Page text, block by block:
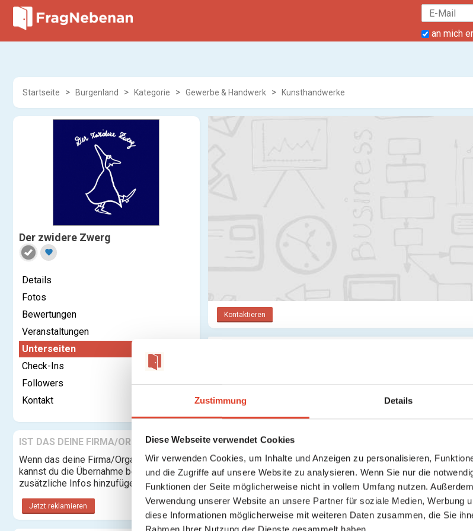
Zustimmung Details
Diese Webseite verwendet Cookies
Wir verwenden Cookies, um Inhalte und Anzeigen zu personalisieren,
und die Zugriffe auf unsere Website zu analysieren. Wenn Sie nur die
Funktionen der Seite möglicherweise nicht in vollem Umfang nutzen.
Verwendung unserer Website an unsere Partner für soziale Medien, Werbung
diese Informationen möglicherweise mit weiteren Daten zusammen, die Sie
an mich
Startseite Burgenland Kategorie Gewerbe & Handwerk Kunsthandwerke
Der zwidere Zwerg
favorite
Details
Fotos
Bewertungen
Veranstaltungen
Unterseiten
Check-Ins
Followers
Kontakt
IST DAS DEINE FIRMA/ORGANISATION?
Wenn das deine Firma/Organisation ist,
kannst du die Übernahme beantragen und
zusätzliche Infos hinzufügen.
Jetzt reklamieren
Kontaktieren
Keine Unterseiten gefunden